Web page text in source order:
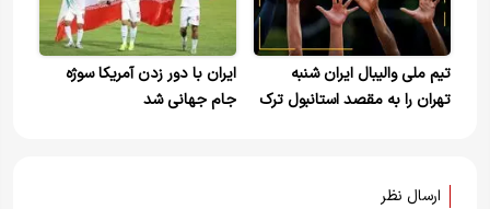
تیم ملی والیبال ایران شنبه
تهران را به مقصد استانبول ترک
ایران با دور زدن آمریکا سوژه
جام جهانی شد
ارسال نظر